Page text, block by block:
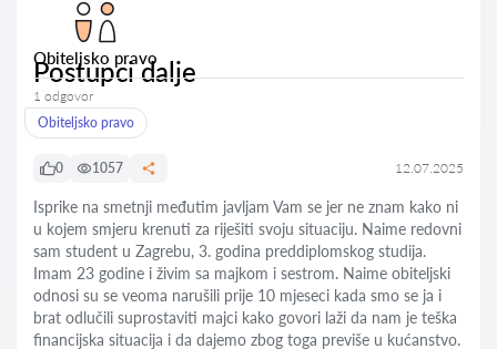
Obiteljsko pravo
Postupci dalje
1 odgovor
Obiteljsko pravo
0 1057 12.07.2025
Isprike na smetnji međutim javljam Vam se jer ne znam kako ni
u kojem smjeru krenuti za riješiti svoju situaciju. Naime redovni
sam student u Zagrebu, 3. godina preddiplomskog studija.
Imam 23 godine i živim sa majkom i sestrom. Naime obiteljski
odnosi su se veoma narušili prije 10 mjeseci kada smo se ja i
brat odlučili suprostaviti majci kako govori laži da nam je teška
financijska situacija i da dajemo zbog toga previše u kućanstvo.